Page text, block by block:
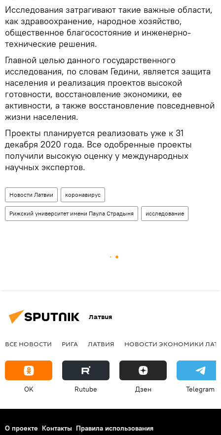
Исследования затрагивают такие важные области,
как здравоохранение, народное хозяйство,
общественное благосостояние и инженерно-
технические решения.
Главной целью данного государственного
исследования, по словам Гедини, является защита
населения и реализация проектов высокой
готовности, восстановление экономики, ее
активности, а также восстановление повседневной
жизни населения.
Проекты планируется реализовать уже к 31
декабря 2020 года. Все одобренные проекты
получили высокую оценку у международных
научных экспертов.
Новости Латвии коронавирус
Рижский университет имени Паула Страдыня исследование
Латвия
ВСЕ НОВОСТИ РИГА ЛАТВИЯ НОВОСТИ ЭКОНОМИКИ
OK Rutube Дзен Telegram
О проекте Контакты Правила использования